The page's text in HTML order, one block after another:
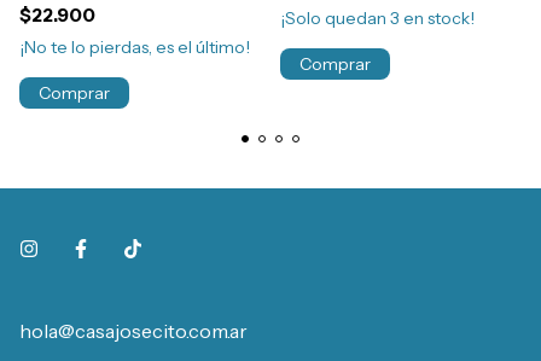
$22.900
¡No te lo pierdas, es el último!
Comprar
¡Solo quedan 3 en stock!
Comprar
hola@casajosecito.com.ar